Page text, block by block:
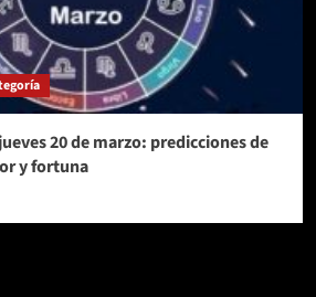
20 de marzo: predicciones de
y fortuna